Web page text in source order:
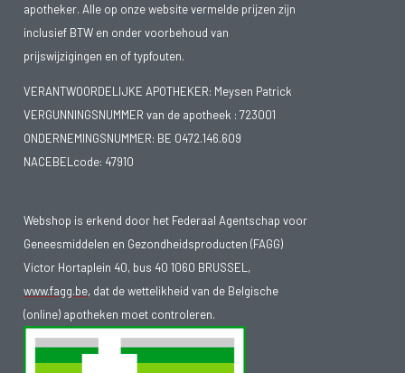
apotheker. Alle op onze website vermelde prijzen zijn
inclusief BTW en onder voorbehoud van
prijswijzigingen en of typfouten.
VERANTWOORDELIJKE APOTHEKER: Meysen Patrick
VERGUNNINGSNUMMER van de apotheek : 723001
ONDERNEMINGSNUMMER: BE 0472.146.609
NACEBELcode: 47910
Webshop is erkend door het Federaal Agentschap voor
Geneesmiddelen en Gezondheidsproducten (FAGG)
Victor Hortaplein 40, bus 40 1060 BRUSSEL,
www.fagg.be, dat de wettelikheid van de Belgische
(online) apotheken moet controleren.